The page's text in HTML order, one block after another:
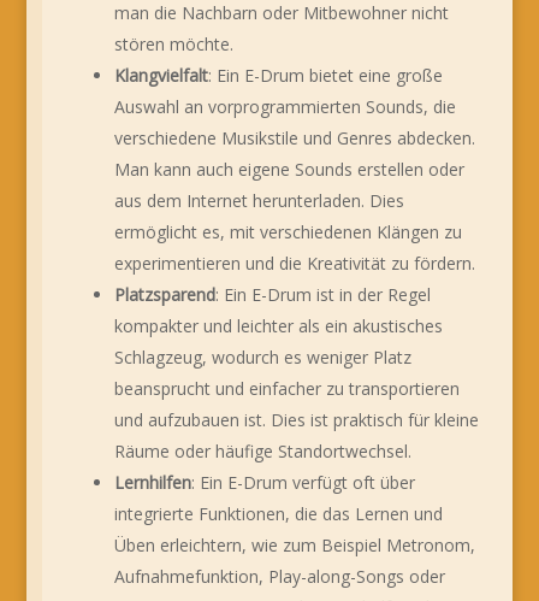
man die Nachbarn oder Mitbewohner nicht
stören möchte.
Klangvielfalt: Ein E-Drum bietet eine große
Auswahl an vorprogrammierten Sounds, die
verschiedene Musikstile und Genres abdecken.
Man kann auch eigene Sounds erstellen oder
aus dem Internet herunterladen. Dies
ermöglicht es, mit verschiedenen Klängen zu
experimentieren und die Kreativität zu fördern.
Platzsparend: Ein E-Drum ist in der Regel
kompakter und leichter als ein akustisches
Schlagzeug, wodurch es weniger Platz
beansprucht und einfacher zu transportieren
und aufzubauen ist. Dies ist praktisch für kleine
Räume oder häufige Standortwechsel.
Lernhilfen: Ein E-Drum verfügt oft über
integrierte Funktionen, die das Lernen und
Üben erleichtern, wie zum Beispiel Metronom,
Aufnahmefunktion, Play-along-Songs oder